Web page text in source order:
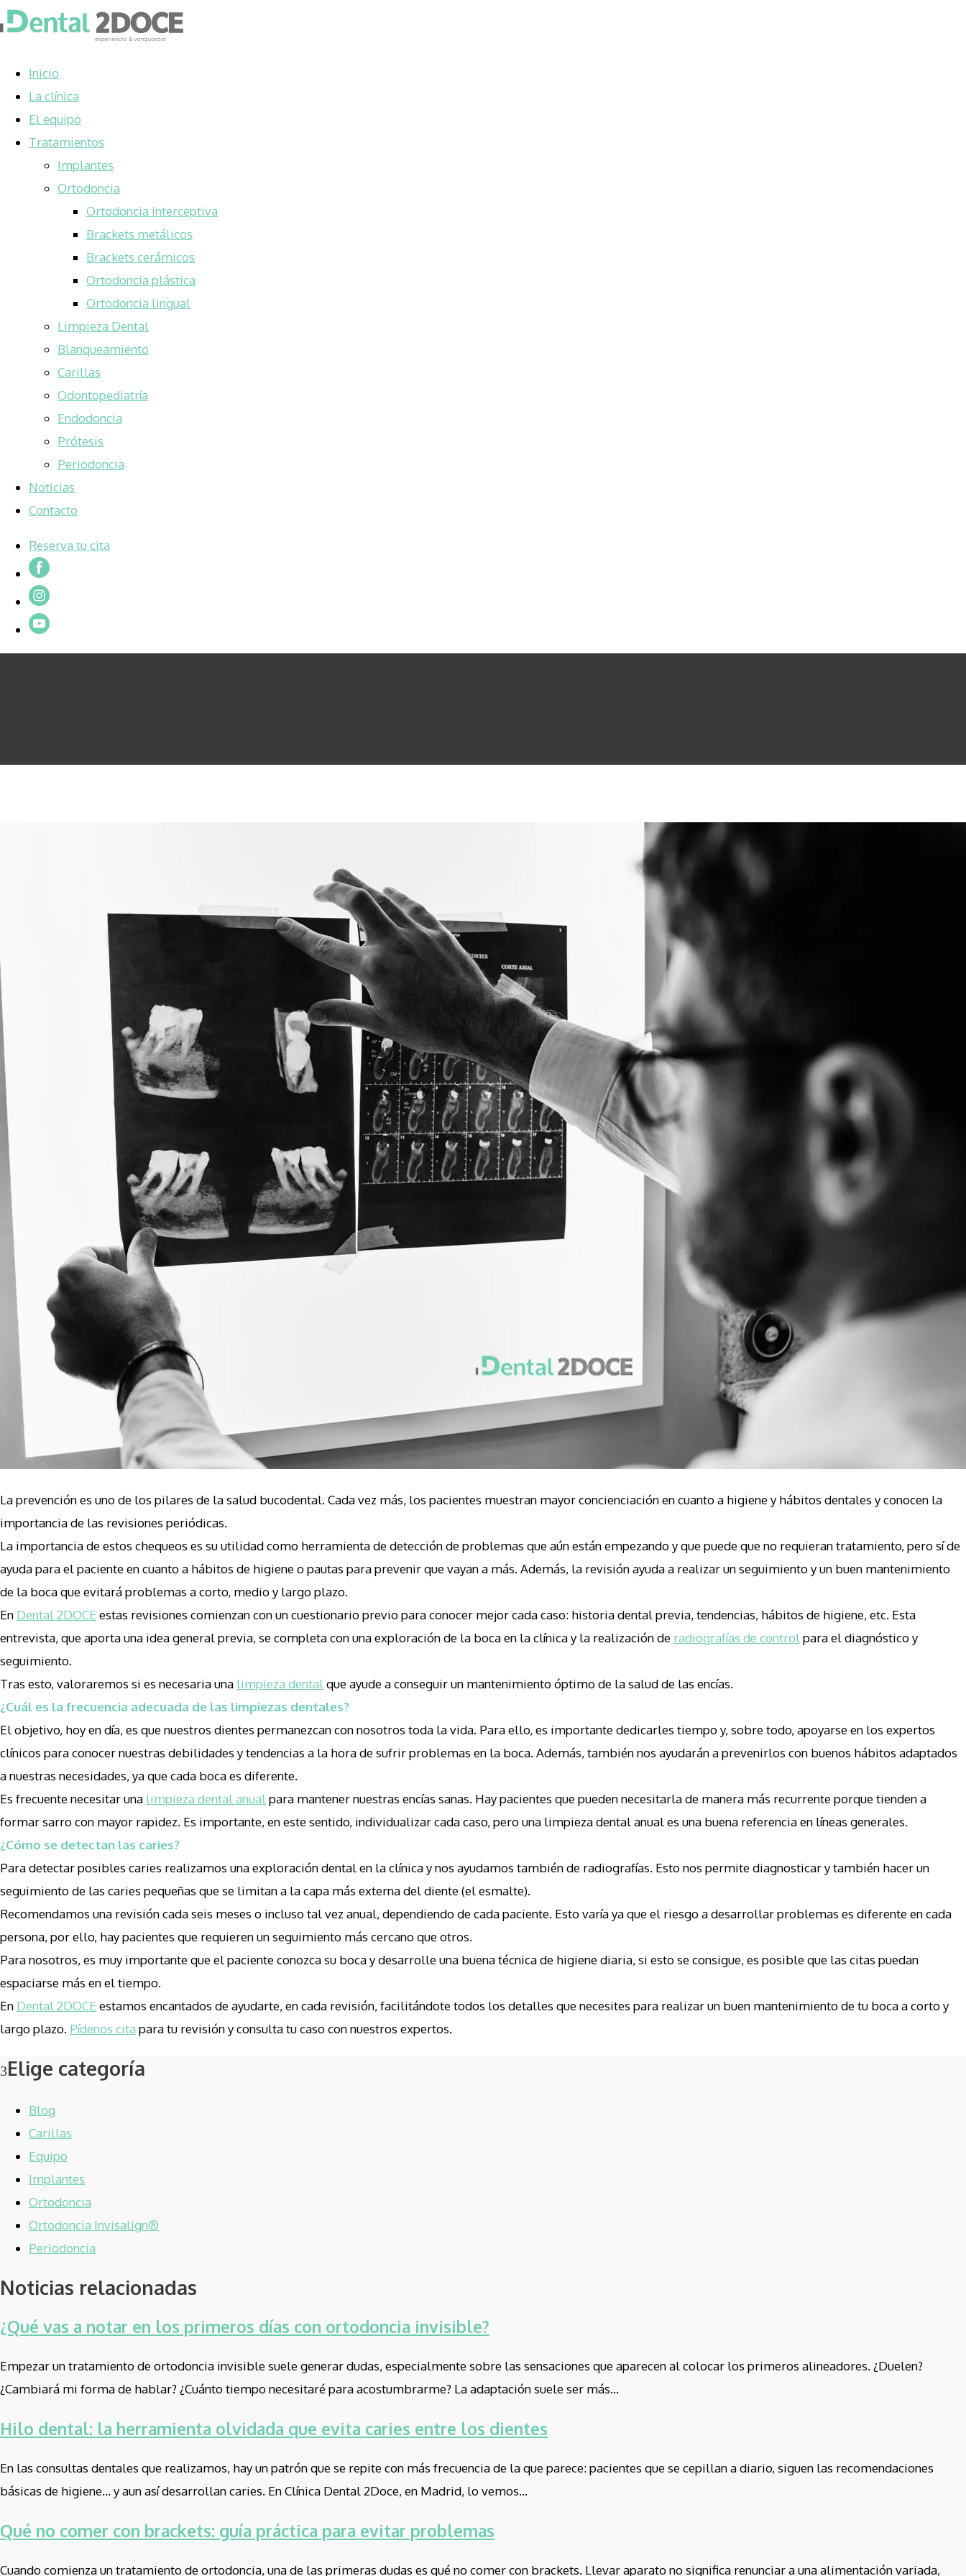
Inicio
La clínica
El equipo
Tratamientos
Implantes
Ortodoncia
Ortodoncia interceptiva
Brackets metálicos
Brackets cerámicos
Ortodoncia plástica
Ortodoncia lingual
Limpieza Dental
Blanqueamiento
Carillas
Odontopediatría
Endodoncia
Prótesis
Periodoncia
Noticias
Contacto
Reserva tu cita
La prevención es uno de los pilares de la salud bucodental. Cada vez más, los pacientes muestran mayor concienciación en cuanto a higiene y hábitos dentales y conocen la
importancia de las revisiones periódicas.
La importancia de estos chequeos es su utilidad como herramienta de detección de problemas que aún están empezando y que puede que no requieran tratamiento, pero sí de
ayuda para el paciente en cuanto a hábitos de higiene o pautas para prevenir que vayan a más. Además, la revisión ayuda a realizar un seguimiento y un buen mantenimiento
de la boca que evitará problemas a corto, medio y largo plazo.
En Dental 2DOCE estas revisiones comienzan con un cuestionario previo para conocer mejor cada caso: historia dental previa, tendencias, hábitos de higiene, etc. Esta
entrevista, que aporta una idea general previa, se completa con una exploración de la boca en la clínica y la realización de radiografías de control para el diagnóstico y
seguimiento.
Tras esto, valoraremos si es necesaria una limpieza dental que ayude a conseguir un mantenimiento óptimo de la salud de las encías.
¿Cuál es la frecuencia adecuada de las limpiezas dentales?
El objetivo, hoy en día, es que nuestros dientes permanezcan con nosotros toda la vida. Para ello, es importante dedicarles tiempo y, sobre todo, apoyarse en los expertos
clínicos para conocer nuestras debilidades y tendencias a la hora de sufrir problemas en la boca. Además, también nos ayudarán a prevenirlos con buenos hábitos adaptados
a nuestras necesidades, ya que cada boca es diferente.
Es frecuente necesitar una limpieza dental anual para mantener nuestras encías sanas. Hay pacientes que pueden necesitarla de manera más recurrente porque tienden a
formar sarro con mayor rapidez. Es importante, en este sentido, individualizar cada caso, pero una limpieza dental anual es una buena referencia en líneas generales.
¿Cómo se detectan las caries?
Para detectar posibles caries realizamos una exploración dental en la clínica y nos ayudamos también de radiografías. Esto nos permite diagnosticar y también hacer un
seguimiento de las caries pequeñas que se limitan a la capa más externa del diente (el esmalte).
Recomendamos una revisión cada seis meses o incluso tal vez anual, dependiendo de cada paciente. Esto varía ya que el riesgo a desarrollar problemas es diferente en cada
persona, por ello, hay pacientes que requieren un seguimiento más cercano que otros.
Para nosotros, es muy importante que el paciente conozca su boca y desarrolle una buena técnica de higiene diaria, si esto se consigue, es posible que las citas puedan
espaciarse más en el tiempo.
En Dental 2DOCE estamos encantados de ayudarte, en cada revisión, facilitándote todos los detalles que necesites para realizar un buen mantenimiento de tu boca a corto y
largo plazo. Pídenos cita para tu revisión y consulta tu caso con nuestros expertos.
Elige categoría
Blog
Carillas
Equipo
Implantes
Ortodoncia
Ortodoncia Invisalign®
Periodoncia
Noticias relacionadas
¿Qué vas a notar en los primeros días con ortodoncia invisible?
Empezar un tratamiento de ortodoncia invisible suele generar dudas, especialmente sobre las sensaciones que aparecen al colocar los primeros alineadores. ¿Duelen?
¿Cambiará mi forma de hablar? ¿Cuánto tiempo necesitaré para acostumbrarme? La adaptación suele ser más...
Hilo dental: la herramienta olvidada que evita caries entre los dientes
En las consultas dentales que realizamos, hay un patrón que se repite con más frecuencia de la que parece: pacientes que se cepillan a diario, siguen las recomendaciones
básicas de higiene… y aun así desarrollan caries. En Clínica Dental 2Doce, en Madrid, lo vemos...
Qué no comer con brackets: guía práctica para evitar problemas
Cuando comienza un tratamiento de ortodoncia, una de las primeras dudas es qué no comer con brackets. Llevar aparato no significa renunciar a una alimentación variada,